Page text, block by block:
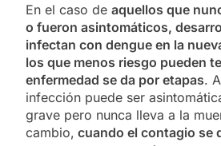
En el caso de aquellos que
o fueron asintomáticos,
infectan con dengue en la
los que menos riesgo pueden
enfermedad se da por etapas.
infección puede ser
grave pero nunca lleva a la
cambio, cuando el contagio se